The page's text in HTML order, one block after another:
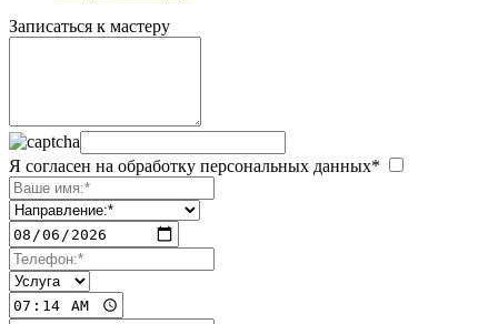
Записаться к мастеру
Я согласен на обработку персональных данных*